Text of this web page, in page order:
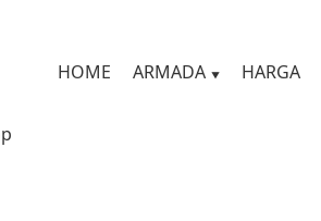
HOME ARMADA HARGA